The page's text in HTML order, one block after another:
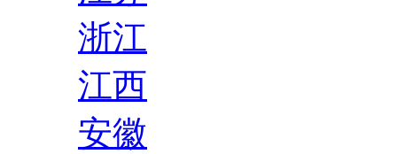
浙江
江西
安徽